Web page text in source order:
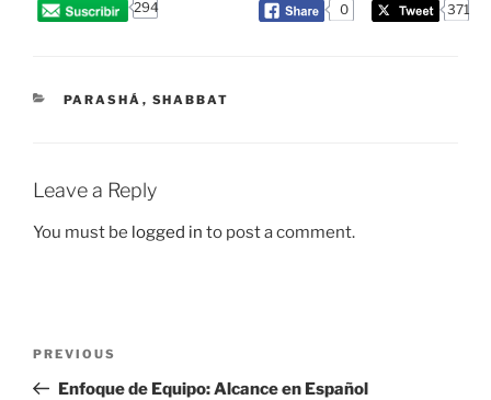
294 0 371
CATEGORIES
PARASHÁ , SHABBAT
Leave a Reply
You must be logged in to post a comment.
Previous
Post
PREVIOUS
Enfoque de Equipo: Alcance en Español